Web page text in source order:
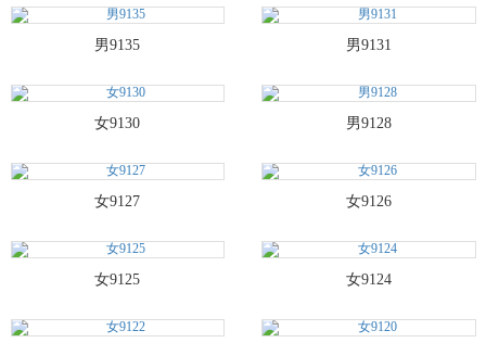
男9135 男9131
女9130 男9128
女9127 女9126
女9125 女9124